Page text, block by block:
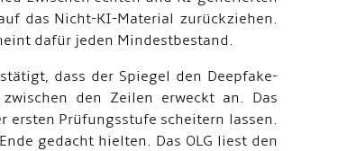
das Nicht-KI-Material zurückziehen.
dafür jeden Mindestbestand.
dass der Spiegel den Deepfake-
den Zeilen erweckt an. Das
ersten Prüfungsstufe scheitern lassen.
gedacht hielten. Das OLG liest den